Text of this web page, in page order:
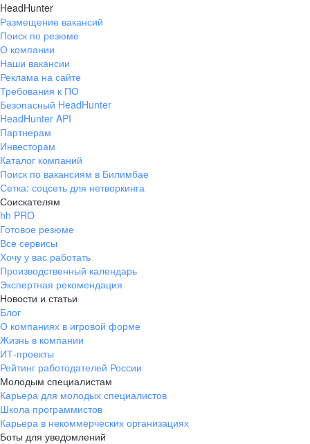
HeadHunter
Размещение вакансий
Поиск по резюме
О компании
Наши вакансии
Реклама на сайте
Требования к ПО
Безопасный HeadHunter
HeadHunter API
Партнерам
Инвесторам
Каталог компаний
Поиск по вакансиям в Билимбае
Сетка: соцсеть для нетворкинга
Соискателям
hh PRO
Готовое резюме
Все сервисы
Хочу у вас работать
Производственный календарь
Экспертная рекомендация
Новости и статьи
Блог
О компаниях в игровой форме
Жизнь в компании
ИТ-проекты
Рейтинг работодателей России
Молодым специалистам
Карьера для молодых специалистов
Школа программистов
Карьера в некоммерческих организациях
Боты для уведомлений